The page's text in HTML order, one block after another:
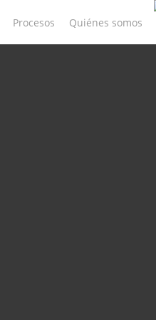
Procesos Quiénes somos